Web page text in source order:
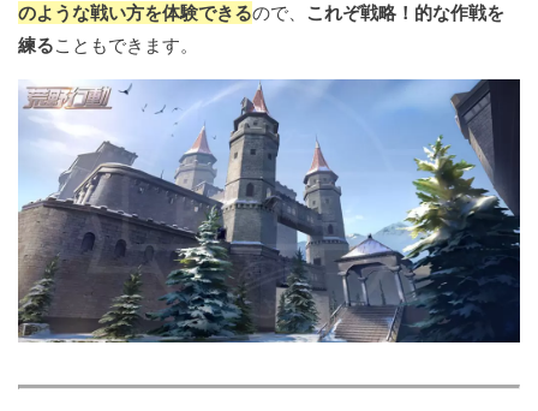
のような戦い方を体験できるので、 これぞ戦略！的な作戦を
練ることもできます。